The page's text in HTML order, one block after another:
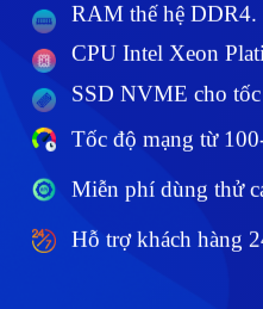
RAM thế hệ DDR4.
CPU Intel Xeon
SSD NVME cho
Tốc độ mạng từ
Miễn phí dùng thử
Hỗ trợ khách hàng